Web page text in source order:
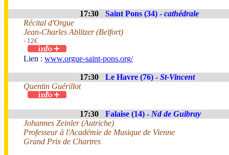
17:30 Saint Pons (34) - cathédrale
Récital d'Orgue
Jean-Charles Ablitzer (Belfort)
- 12€
Lien : www.orgue-saint-pons.org/
17:30 Le Havre (76) - St-Vincent
Quentin Guérillot
17:30 Falaise (14) - Nd de Guibray
Johannes Zeinler (Autriche)
Professeur à l'Académie de Musique de Vienne
Grand Prix de Chartres